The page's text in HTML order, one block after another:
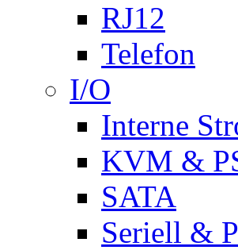
RJ12
Telefon
I/O
Interne
KVM &
SATA
Seriell &